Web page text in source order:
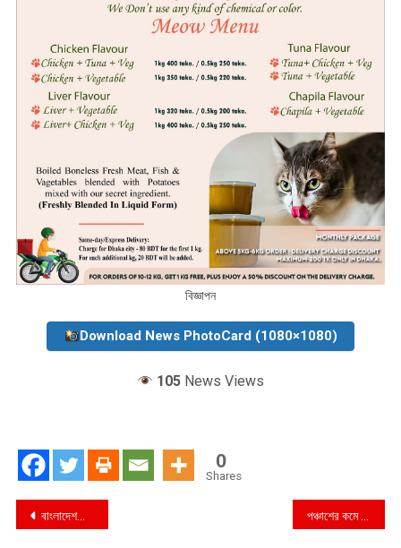
বিজ্ঞাপন
Download News PhotoCard (1080×1080)
105 News Views
0
Shares
Post
বাংলাদেশকে ৫০০ কোটি ডলার দেবে এডিবি